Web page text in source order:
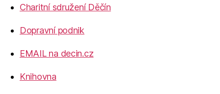
Charitní sdružení Děčín
Dopravní podnik
EMAIL na decin.cz
Knihovna